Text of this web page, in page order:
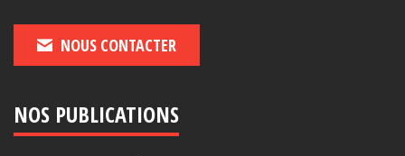
NOUS CONTACTER
NOS PUBLICATIONS